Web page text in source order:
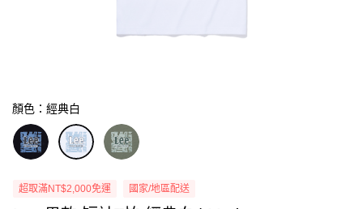
顏色：經典白
超取滿NT$2,000免運 國家/地區配送